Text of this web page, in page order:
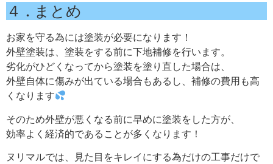
４ . まとめ
お家を守る為には塗装が必要になります！
外壁塗装は、塗装をする前に下地補修を行います。
劣化がひどくなってから塗装を塗り直した場合は、
外壁自体に傷みが出ている場合もあるし、補修の費用も高
くなります
そのため外壁が悪くなる前に早めに塗装をした方が、
効率よく経済的であることが多くなります！
ヌリマルでは、見た目をキレイにする為だけの工事だけで